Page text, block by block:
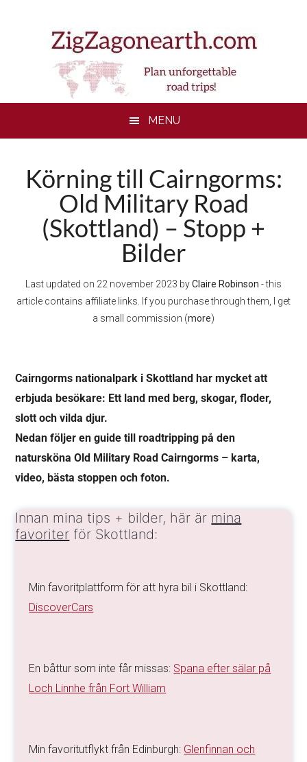
MENU
Körning till Cairngorms:
Old Military Road
(Skottland) – Stopp +
Bilder
Last updated on 22 november 2023 byClaire Robinson - this
article contains affiliate links. If you purchase through them, I get
a small commission (more)
Cairngorms nationalpark i Skottland har mycket att
erbjuda besökare: Ett land med berg, skogar, floder,
slott och vilda djur.
Nedan följer en guide till roadtripping på den
natursköna Old Military Road Cairngorms – karta,
video, bästa stoppen och foton.
Innan mina tips + bilder, här är mina
favoriter för Skottland:
Min favoritplattform för att hyra bil i Skottland:
DiscoverCars
En båttur som inte får missas: Spana efter sälar på
Loch Linnhe från Fort William
Min favoritutflykt från Edinburgh: Glenfinnan och